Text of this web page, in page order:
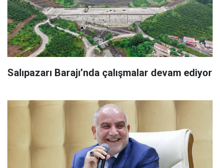
Salıpazarı Barajı’nda çalışmalar devam ediyor